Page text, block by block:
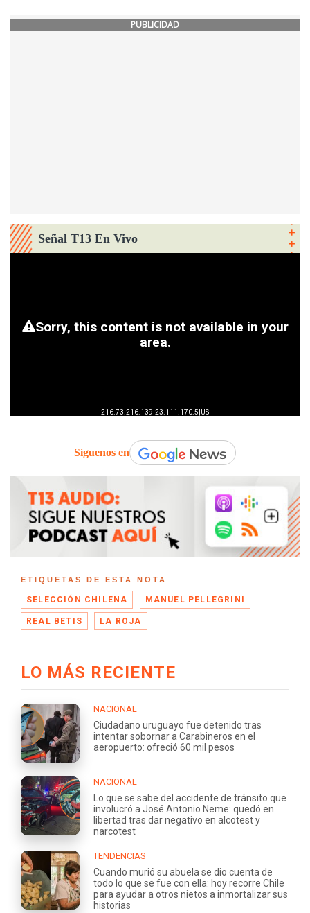
PUBLICIDAD
Señal T13 En Vivo
Síguenos en
ETIQUETAS DE ESTA NOTA
SELECCIÓN CHILENA MANUEL PELLEGRINI
REAL BETIS LA ROJA
LO MÁS RECIENTE
NACIONAL
Ciudadano uruguayo fue detenido tras
intentar sobornar a Carabineros en el
aeropuerto: ofreció 60 mil pesos
NACIONAL
Lo que se sabe del accidente de tránsito que
involucró a José Antonio Neme: quedó en
libertad tras dar negativo en alcotest y
narcotest
TENDENCIAS
Cuando murió su abuela se dio cuenta de
todo lo que se fue con ella: hoy recorre Chile
para ayudar a otros nietos a inmortalizar sus
historias